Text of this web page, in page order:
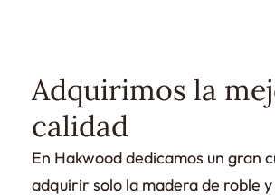
Adquirimos la
calidad
En Hakwood dedicamos un gran
adquirir solo la madera de roble